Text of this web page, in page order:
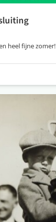
heel fijne zomer!